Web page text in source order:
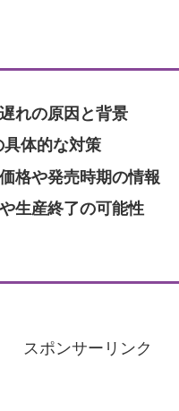
れの原因と背景
体的な対策
格や発売時期の情報
生産終了の可能性
スポンサーリンク